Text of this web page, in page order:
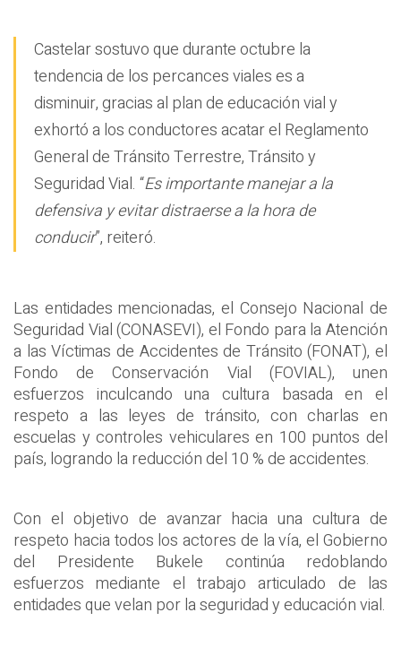
Castelar sostuvo que durante octubre la
tendencia de los percances viales es a
disminuir, gracias al plan de educación vial y
exhortó a los conductores acatar el Reglamento
General de Tránsito Terrestre, Tránsito y
Seguridad Vial. “Es importante manejar a la
defensiva y evitar distraerse a la hora de
conducir”, reiteró.
Las entidades mencionadas, el Consejo Nacional de
Seguridad Vial (CONASEVI), el Fondo para la Atención
a las Víctimas de Accidentes de Tránsito (FONAT), el
Fondo de Conservación Vial (FOVIAL), unen
esfuerzos inculcando una cultura basada en el
respeto a las leyes de tránsito, con charlas en
escuelas y controles vehiculares en 100 puntos del
país, logrando la reducción del 10 % de accidentes.
Con el objetivo de avanzar hacia una cultura de
respeto hacia todos los actores de la vía, el Gobierno
del Presidente Bukele continúa redoblando
esfuerzos mediante el trabajo articulado de las
entidades que velan por la seguridad y educación vial.